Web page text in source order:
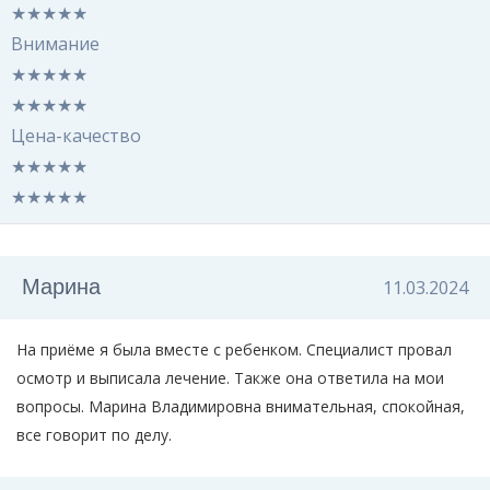
★★★★★
Внимание
★★★★★
★★★★★
Цена-качество
★★★★★
★★★★★
Марина 11.03.2024
На приёме я была вместе с ребенком. Специалист провал
осмотр и выписала лечение. Также она ответила на мои
вопросы. Марина Владимировна внимательная, спокойная,
все говорит по делу.